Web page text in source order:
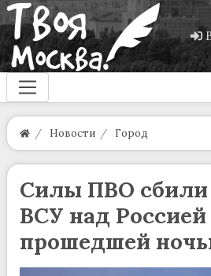
Новости Город
Силы ПВО сбили
ВСУ над Россией
прошедшей